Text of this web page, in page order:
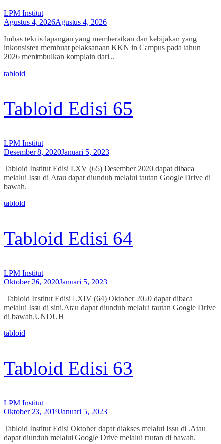
LPM Institut
Agustus 4, 2026Agustus 4, 2026
Imbas teknis lapangan yang memberatkan dan kebijakan yang
inkonsisten membuat pelaksanaan KKN in Campus pada tahun
2026 menimbulkan komplain dari...
tabloid
Tabloid Edisi 65
LPM Institut
Desember 8, 2020Januari 5, 2023
Tabloid Institut Edisi LXV (65) Desember 2020 dapat dibaca
melalui Issu di Atau dapat diunduh melalui tautan Google Drive di
bawah.
tabloid
Tabloid Edisi 64
LPM Institut
Oktober 26, 2020Januari 5, 2023
Tabloid Institut Edisi LXIV (64) Oktober 2020 dapat dibaca
melalui Issu di sini.Atau dapat diunduh melalui tautan Google Drive
di bawah.UNDUH
tabloid
Tabloid Edisi 63
LPM Institut
Oktober 23, 2019Januari 5, 2023
Tabloid Institut Edisi Oktober dapat diakses melalui Issu di .Atau
dapat diunduh melalui Google Drive melalui tautan di bawah.